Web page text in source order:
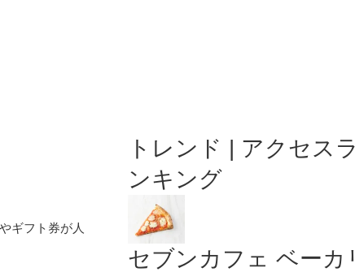
ギフト券が人
トレンド | アクセスラ
ンキング
セブンカフェ ベーカ